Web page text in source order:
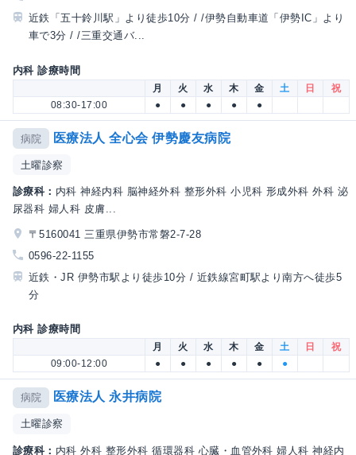
近鉄「五十鈴川駅」より徒歩10分 / /伊勢自動車道「伊勢IC」より
車で3分 / /三重交通バ...
内科 診療時間
月 火 水 木 金 土 日
祝
08:30-17:00
● ● ● ● ●
病院 医療法人 全心会 伊勢慶友病院
土曜診察
診療科： 内科 神経内科 脳神経外科 整形外科 小児科 形成外科 外科 泌
尿器科 婦人科 皮膚...
〒5160041 三重県伊勢市常磐2-7-28
0596-22-1155
近鉄・JR 伊勢市駅より徒歩10分 / 近鉄線宮町駅より南方へ徒歩5
分
内科 診療時間
月 火 水 木 金 土 日
祝
09:00-12:00
● ● ● ● ● ●
病院 医療法人 永井病院
土曜診察
診療科： 内科 外科 整形外科 循環器科 心臓・血管外科 婦人科 神経内